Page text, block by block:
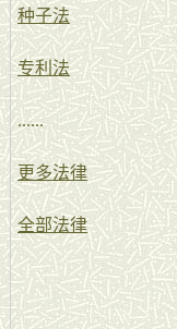
种子法
专利法
......
更多法律
全部法律